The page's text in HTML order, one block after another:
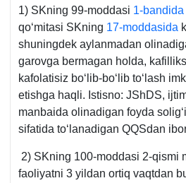
1) SKning 99-moddasi 1-bandida
qoʻmitasi SKning 17-moddasida
shuningdek aylanmadan
garovga bermagan holda,
kafolatisiz boʻlib-boʻlib toʻlash
etishga haqli. Istisno: JShDS,
manbaida olinadigan foyda
sifatida toʻlanadigan QQSdan
2) SKning 100-moddasi 2-qismi
faoliyatni 3 yildan ortiq vaqtdan